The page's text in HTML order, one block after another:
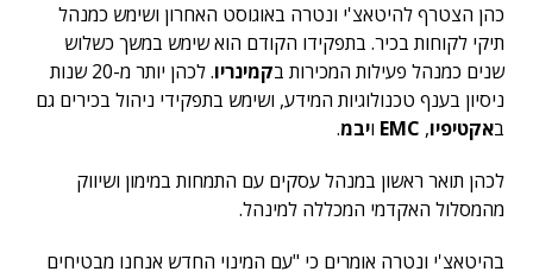
כהן הצטרף להיטאצ'י ונטרה באוגוסט האחרון ושימש כמנהל
תיקי לקוחות בכיר. בתפקידו הקודם הוא שימש במשך כשלוש
שנים כמנהל פעילות המכירות בקמינריו
. לכהן יותר מ-20 שנות
ניסיון בענף טכנולוגיות המידע, ושימש בתפקידי ניהול בכירים גם
באקטיפיו,
EMC ויבמ.
לכהן תואר ראשון במנהל עסקים עם התמחות במימון ושיווק
מהמסלול האקדמי המכללה למינהל.
בהיטאצ'י ונטרה אומרים כי "עם המינוי החדש אנחנו מבטיחים